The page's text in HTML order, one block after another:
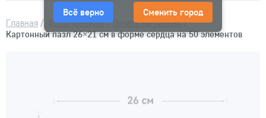
Всё верно Сменить город
Главная / Фотосувениры/ Печать на пазлах/
Картонный пазл 26×21 см в форме сердца на 50 элементов